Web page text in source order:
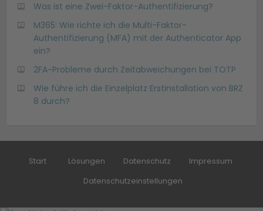
Was ist eine Zwei-Faktor-Authentifizierung?
M365: Wie richte ich die Multi-Faktor-
Authentifizierung (MFA) mit der Authenticator App
ein?
2FA-Probleme durch Zeitabweichungen bei TOTP
Wie führe ich die Einzelplatz Erstinstallation von BRZ
8 durch?
Start Lösungen Datenschutz
Impressum
Datenschutzeinstellungen